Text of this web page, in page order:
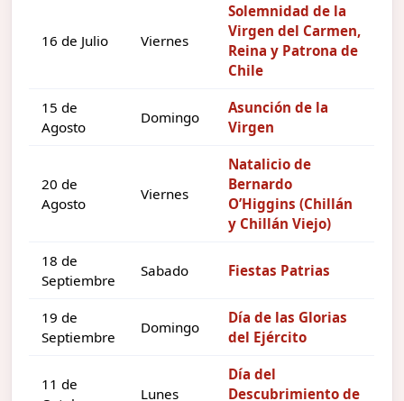
16 de Julio Viernes
Solemnidad de la
Virgen del Carmen,
Reina y Patrona de
Chile
15 de
Agosto
Domingo
Asunción de la
Virgen
20 de
Agosto
Viernes
Natalicio de
Bernardo
O’Higgins (Chillán
y Chillán Viejo)
18 de
Septiembre
Sabado Fiestas Patrias
19 de
Septiembre
Domingo
Día de las Glorias
del Ejército
11 de
Lunes
Día del
Descubrimiento de